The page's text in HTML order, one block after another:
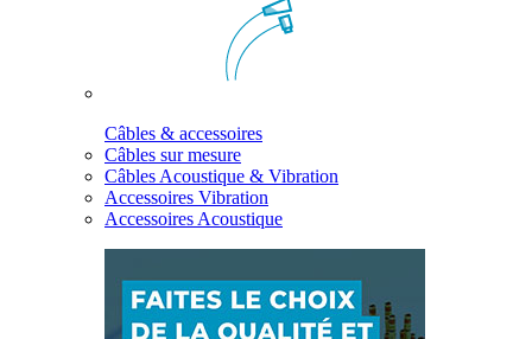
Câbles & accessoires
Câbles sur mesure
Câbles Acoustique & Vibration
Accessoires Vibration
Accessoires Acoustique